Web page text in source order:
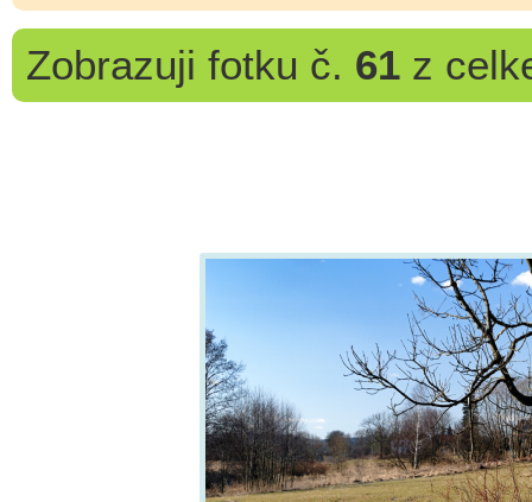
Zobrazuji fotku č. 61z